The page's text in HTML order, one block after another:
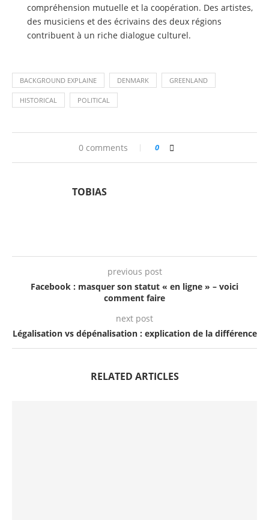
compréhension mutuelle et la coopération. Des artistes,
des musiciens et des écrivains des deux régions
contribuent à un riche dialogue culturel.
BACKGROUND EXPLAINE DENMARK GREENLAND
HISTORICAL POLITICAL
0 comments 0
TOBIAS
previous post
Facebook : masquer son statut « en ligne » – voici
comment faire
next post
Légalisation vs dépénalisation : explication de la différence
RELATED ARTICLES